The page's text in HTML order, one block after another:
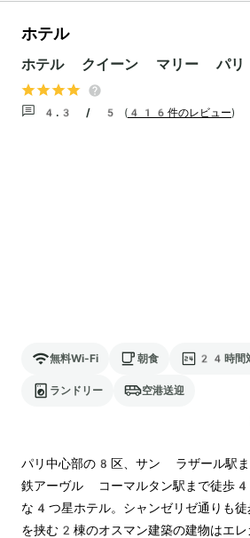
ホテル
ホテル クイーン マリー パリ
4.3 / 5 ( 416件のレビュー)
無料Wi-Fi 朝食 24時間
ランドリー 空港送迎
パリ中心部の8区、サン ラザール駅
鉄アーヴル コーマルタン駅まで徒歩4
な4つ星ホテル。シャンゼリゼ通りも徒
を挟む2棟のオスマン建築の建物はエレ